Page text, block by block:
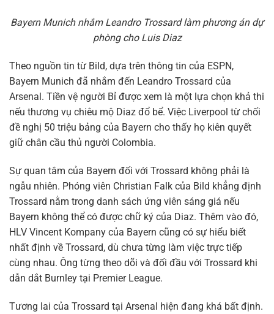
Bayern Munich nhắm Leandro Trossard làm phương án dự
phòng cho Luis Diaz
Theo nguồn tin từ Bild, dựa trên thông tin của ESPN,
Bayern Munich đã nhắm đến Leandro Trossard của
Arsenal. Tiền vệ người Bỉ được xem là một lựa chọn khả thi
nếu thương vụ chiêu mộ Diaz đổ bể. Việc Liverpool từ chối
đề nghị 50 triệu bảng của Bayern cho thấy họ kiên quyết
giữ chân cầu thủ người Colombia.
Sự quan tâm của Bayern đối với Trossard không phải là
ngẫu nhiên. Phóng viên Christian Falk của Bild khẳng định
Trossard nằm trong danh sách ứng viên sáng giá nếu
Bayern không thể có được chữ ký của Diaz. Thêm vào đó,
HLV Vincent Kompany của Bayern cũng có sự hiểu biết
nhất định về Trossard, dù chưa từng làm việc trực tiếp
cùng nhau. Ông từng theo dõi và đối đầu với Trossard khi
dẫn dắt Burnley tại Premier League.
Tương lai của Trossard tại Arsenal hiện đang khá bất định.